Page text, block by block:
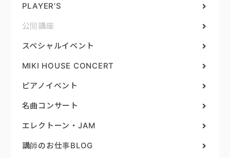
PLAYER’S
公開講座
スペシャルイベント
MIKI HOUSE CONCERT
ピアノイベント
名曲コンサート
エレクトーン・JAM
講師のお仕事BLOG